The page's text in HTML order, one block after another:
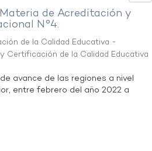
de Acreditación y
N°4.
de la Calidad Educativa -
Certificación de la Calidad Educativa
avance de las regiones a nivel
entre febrero del año 2022 a